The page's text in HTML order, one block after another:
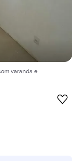
varanda e